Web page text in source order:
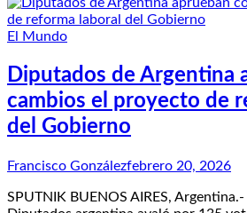
El Mundo
Diputados de Argentina
cambios el proyecto de
del Gobierno
Francisco Gonzálezfebrero 20, 2026
SPUTNIK BUENOS AIRES,